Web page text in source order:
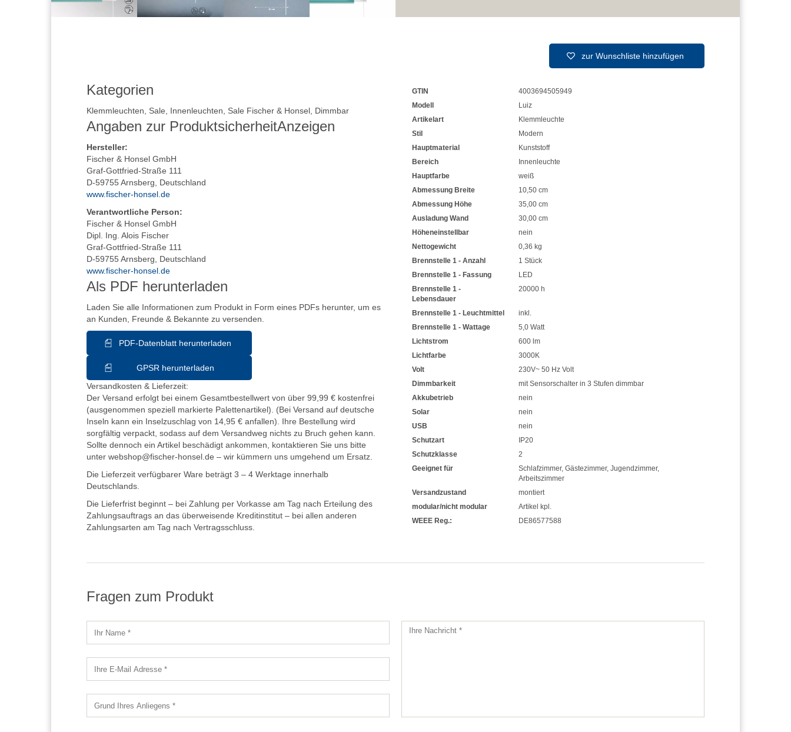
zur Wunschliste hinzufügen
Kategorien
Klemmleuchten, Sale, Innenleuchten, Sale Fischer & Honsel, Dimmbar
Angaben zur ProduktsicherheitAnzeigen
Hersteller:
Fischer & Honsel GmbH
Graf-Gottfried-Straße 111
D-59755 Arnsberg, Deutschland
www.fischer-honsel.de
Verantwortliche Person:
Fischer & Honsel GmbH
Dipl. Ing. Alois Fischer
Graf-Gottfried-Straße 111
D-59755 Arnsberg, Deutschland
www.fischer-honsel.de
Als PDF herunterladen
Laden Sie alle Informationen zum Produkt in Form eines PDFs herunter, um es
an Kunden, Freunde & Bekannte zu versenden.
PDF-Datenblatt herunterladen
GPSR herunterladen
Versandkosten & Lieferzeit:
Der Versand erfolgt bei einem Gesamtbestellwert von über 99,99 € kostenfrei
(ausgenommen speziell markierte Palettenartikel). (Bei Versand auf deutsche
Inseln kann ein Inselzuschlag von 14,95 € anfallen). Ihre Bestellung wird
sorgfältig verpackt, sodass auf dem Versandweg nichts zu Bruch gehen kann.
Sollte dennoch ein Artikel beschädigt ankommen, kontaktieren Sie uns bitte
unter webshop@fischer-honsel.de – wir kümmern uns umgehend um Ersatz.
Die Lieferzeit verfügbarer Ware beträgt 3 – 4 Werktage innerhalb
Deutschlands.
Die Lieferfrist beginnt – bei Zahlung per Vorkasse am Tag nach Erteilung des
Zahlungsauftrags an das überweisende Kreditinstitut – bei allen anderen
Zahlungsarten am Tag nach Vertragsschluss.
GTIN
4003694505949
Modell
Luiz
Artikelart
Klemmleuchte
Stil
Modern
Hauptmaterial
Kunststoff
Bereich
Innenleuchte
Hauptfarbe
weiß
Abmessung Breite
10,50 cm
Abmessung Höhe
35,00 cm
Ausladung Wand
30,00 cm
Höheneinstellbar
nein
Nettogewicht
0,36 kg
Brennstelle 1 - Anzahl
1 Stück
Brennstelle 1 - Fassung
LED
Brennstelle 1 -
Lebensdauer
20000 h
Brennstelle 1 - Leuchtmittel
inkl.
Brennstelle 1 - Wattage
5,0 Watt
Lichtstrom
600 lm
Lichtfarbe
3000K
Volt
230V~ 50 Hz Volt
Dimmbarkeit
mit Sensorschalter in 3 Stufen dimmbar
Akkubetrieb
nein
Solar
nein
USB
nein
Schutzart
IP20
Schutzklasse
2
Geeignet für
Schlafzimmer, Gästezimmer, Jugendzimmer,
Arbeitszimmer
Versandzustand
montiert
modular/nicht modular
Artikel kpl.
WEEE Reg.:
DE86577588
Fragen zum Produkt